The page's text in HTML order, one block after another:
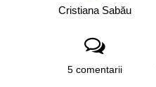
Cristiana Sabău
5 comentarii